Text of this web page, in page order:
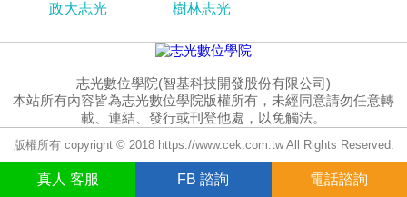
真人 客服 FB 諮詢 電話諮詢
政大志光
樹林志光
志光數位學院(智基科技開發股份有限公司)
本站所有內容皆為志光數位學院版權所有，未經同意請勿任意轉
載、連結、發行或刊登他處，以免觸法。
版權所有 copyright © 2018 https://www.cek.com.tw All Rights Reserved.